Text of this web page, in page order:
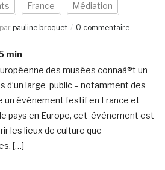
France Médiation
par pauline broquet 0 commentaire
min
des musées connaà®t un
d’un large public – notamment des
un événement festif en France et
pays en Europe, cet événement est
les lieux de culture que
[…]